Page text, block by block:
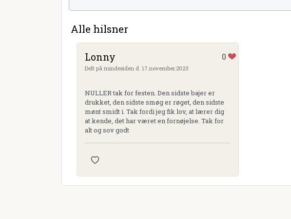
Alle hilsner
Lonny 0
Delt på mindesiden d. 17.november.2023
NULLER tak for festen. Den sidste bajer er
drukket, den sidste smøg er røget, den sidste
mønt smidt i. Tak fordi jeg fik lov, at lærer dig
at kende, det har været en fornøjelse. Tak for
alt og sov godt